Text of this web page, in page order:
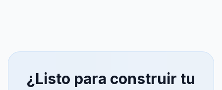
¿Listo para construir tu